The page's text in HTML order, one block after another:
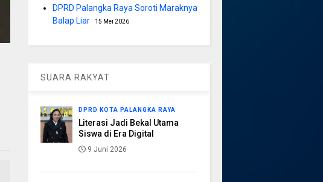
DPRD Palangka Raya Soroti Maraknya
Balap Liar
15 Mei 2026
SUARA RAKYAT
DPRD KOTA PALANGKA RAYA
Literasi Jadi Bekal Utama
Siswa di Era Digital
9 Juni 2026